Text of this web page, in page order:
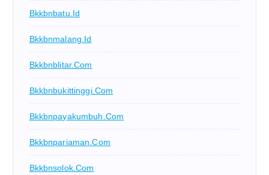
Bkkbnbatu.id
Bkkbnmalang.id
Bkkbnblitar.com
Bkkbnbukittinggi.com
Bkkbnpayakumbuh.com
Bkkbnpariaman.com
Bkkbnsolok.com